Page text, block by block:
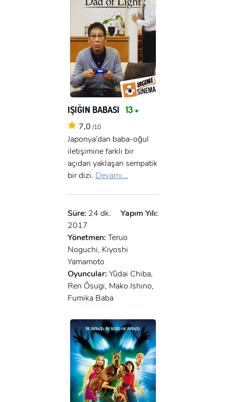
IŞIĞIN BABASI 13 +
7,0 /10
Japonya’dan baba-oğul
iletişimine farklı bir
açıdan yaklaşan sempatik
bir dizi. Devamı...
Süre: 24 dk.
Yapım Yılı:
2017
Yönetmen: Teruo
Noguchi, Kiyoshi
Yamamoto
Oyuncular: Yûdai Chiba,
Ren Ôsugi, Mako Ishino,
Fumika Baba